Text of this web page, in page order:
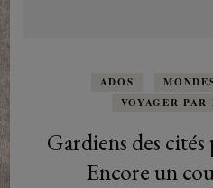
ADOS
VOYAGER PAR
Gardiens des
Encore un